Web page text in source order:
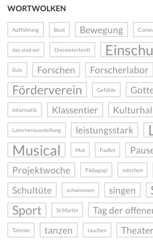
WORTWOLKEN
Aufführung Beat Bewegung
das sind wir Dreimeterbrett
Eule Forschen Forscherlabor
Förderverein Gefühle
Informatik Klassentier
Laternenausstellung leistungsstark
Musical
Mut Padlet
Projektwoche
Pädagogi rutschen
Schultüte schwimmen singen
Sport
St.Martin Tag der
Talente tanzen tauchen Theater